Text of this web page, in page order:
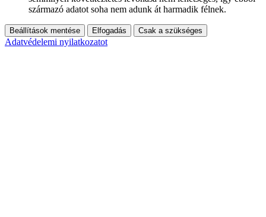
származó adatot soha nem adunk át harmadik félnek.
Beállítások mentése Elfogadás Csak a szükséges
Adatvédelemi nyilatkozatot